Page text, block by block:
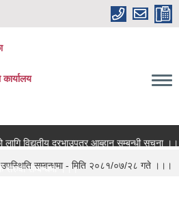
कार्यालय
विद्युतीय दरभाउपत्र आब्हान सम्बन्धी सूचना ।।।
सम्बन्धमा ।।।
उपस्थिति सम्बन्धमा - मिति २०८१/०७/२८ गते ।।।